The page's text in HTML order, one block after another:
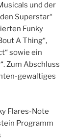
und der
Superstar“
Funky
A Thing“,
sowie ein
Zum Abschluss
gewaltiges
Flares-Note
Programm